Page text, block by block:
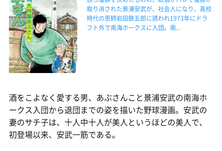
取り消された景浦安武が、社会人になり、高校
時代の恩師岩田鉄五郎に誘われ1973年にドラ
フト外で南海ホークスに入団。南...
酒をこよなく愛する男、あぶさんこと景浦安武の南海ホ
ークス入団から退団までの姿を描いた野球漫画。安武の
妻のサチ子は、十人中十人が美人というほどの美人で、
初登場以来、安武一筋である。